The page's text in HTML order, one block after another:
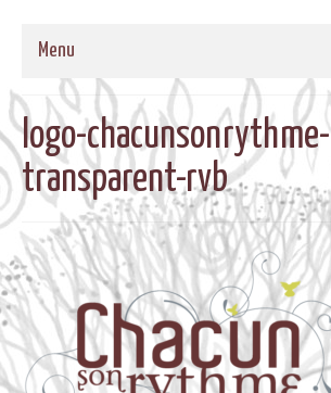
Menu
ACCUEIL
QUI SOMMES-NOUS
NOS PROPOSITIONS
TAMBOURS MEDECINE
CADRES EN BOIS MASSIF POUR TAMBOURS
FORMATIONS
MUSIQUE DE BIEN-ETRE
logo-chacunsonrythme-
transparent-rvb